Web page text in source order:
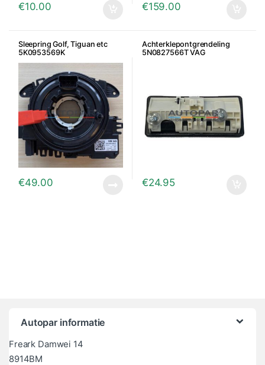
€10.00 €159.00
Sleepring Golf, Tiguan etc
5K0953569K
€49.00
Achterklepontgrendeling
5N0827566T VAG
€24.95
Autopar informatie
Freark Damwei 14
8914BM